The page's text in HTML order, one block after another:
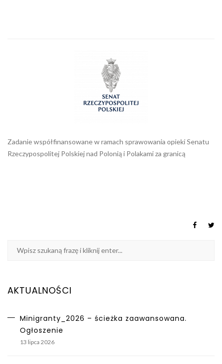
Zadanie współfinansowane w ramach sprawowania opieki Senatu
Rzeczypospolitej Polskiej nad Polonią i Polakami za granicą
AKTUALNOŚCI
Minigranty_2026 – ścieżka zaawansowana.
Ogłoszenie
13 lipca 2026